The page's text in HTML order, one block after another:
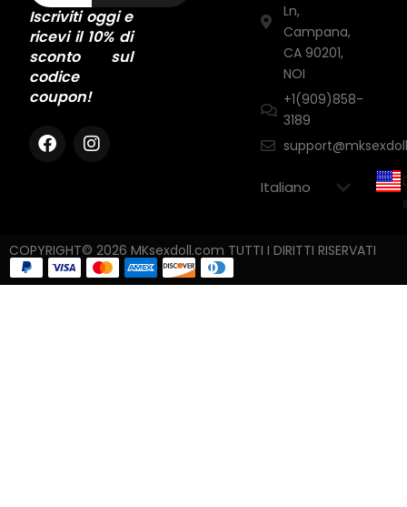
Iscriviti oggi e
ricevi il 10% di
sconto sul
codice
coupon!
Ln,
Campana,
CA 90201,
NOI
+1(909)858-
3189
COPYRIGHT© 2026 MKsexdoll.com TUTTI I DIRITTI RISERVATI